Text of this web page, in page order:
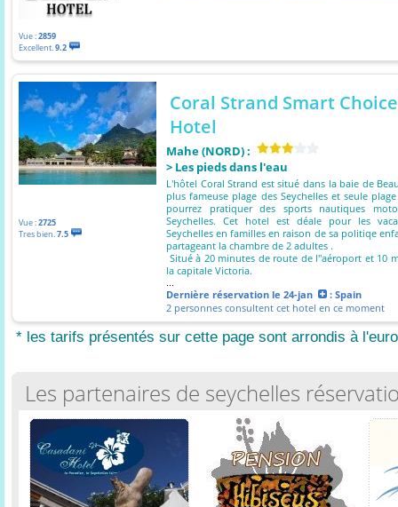
Vue :2859
Excellent.9.2
Vue :2725
Tres bien.7.5
Coral Strand Smart Choice
Hotel
Mahe (NORD) :
> Les pieds dans l'eau
L'hôtel Coral Strand est situé dans la baie de
plus fameuse plage des Seychelles et seule
pourrez pratiquer des sports nautiques
Seychelles. Cet hotel est déale pour les
Seychelles en familles en raison de sa politiqe
partageant la chambre de 2 adultes .
Situé à 20 minutes de route de l''aéroport et 10
la capitale Victoria.
Dernière réservation le 24-jan
: Spain
2 personnes consultent cet hotel en ce moment
* les tarifs présentés sur cette page sont arrondis à
Les partenaires de seychelles